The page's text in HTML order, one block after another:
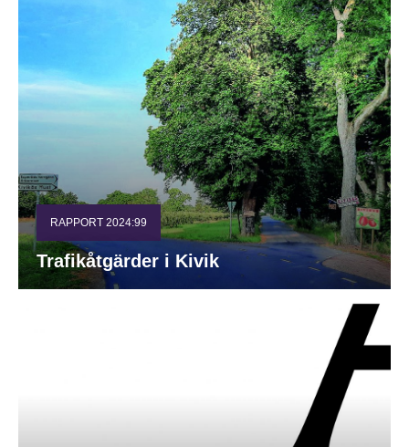
RAPPORT 2024:99
Trafikåtgärder i Kivik